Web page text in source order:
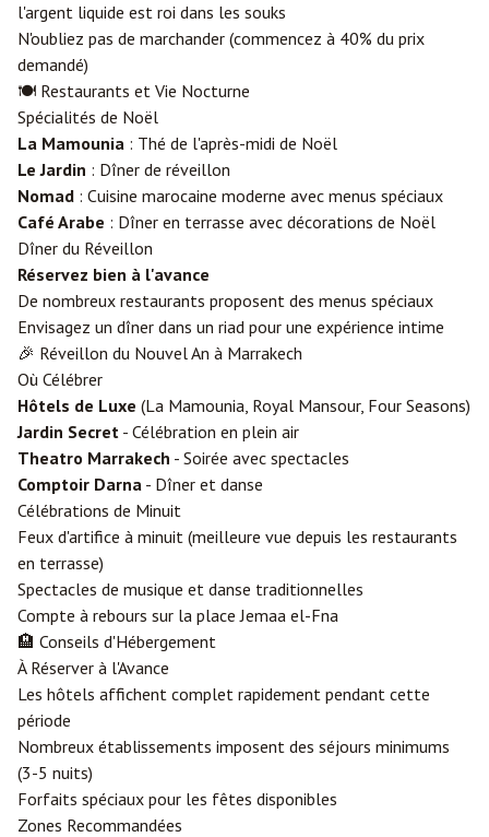
l'argent liquide est roi dans les souks
N'oubliez pas de marchander (commencez à 40% du prix
demandé)
🍽️ Restaurants et Vie Nocturne
Spécialités de Noël
La Mamounia : Thé de l'après-midi de Noël
Le Jardin : Dîner de réveillon
Nomad : Cuisine marocaine moderne avec menus spéciaux
Café Arabe : Dîner en terrasse avec décorations de Noël
Dîner du Réveillon
Réservez bien à l'avance
De nombreux restaurants proposent des menus spéciaux
Envisagez un dîner dans un riad pour une expérience intime
🎉 Réveillon du Nouvel An à Marrakech
Où Célébrer
Hôtels de Luxe (La Mamounia, Royal Mansour, Four Seasons)
Jardin Secret - Célébration en plein air
Theatro Marrakech - Soirée avec spectacles
Comptoir Darna - Dîner et danse
Célébrations de Minuit
Feux d'artifice à minuit (meilleure vue depuis les restaurants
en terrasse)
Spectacles de musique et danse traditionnelles
Compte à rebours sur la place Jemaa el-Fna
🏨 Conseils d'Hébergement
À Réserver à l'Avance
Les hôtels affichent complet rapidement pendant cette
période
Nombreux établissements imposent des séjours minimums
(3-5 nuits)
Forfaits spéciaux pour les fêtes disponibles
Zones Recommandées